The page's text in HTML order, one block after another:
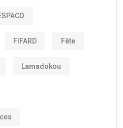
FIFARD Fête
Lamadokou